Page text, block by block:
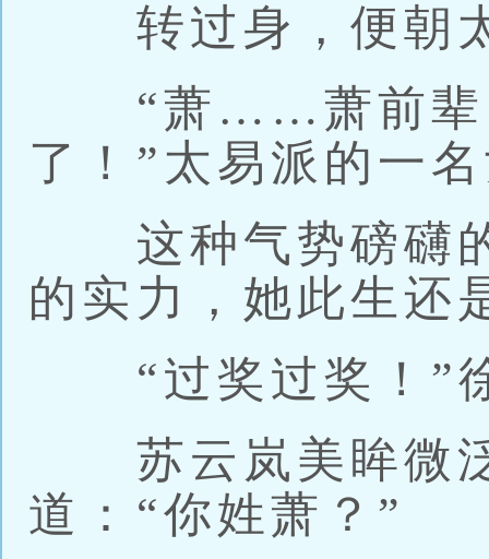
转过身，便朝
“萧……萧前辈
了！”太易派的一
这种气势磅礴的
的实力，她此生还
“过奖过奖！”
苏云岚美眸微泛
道：“你姓萧？”